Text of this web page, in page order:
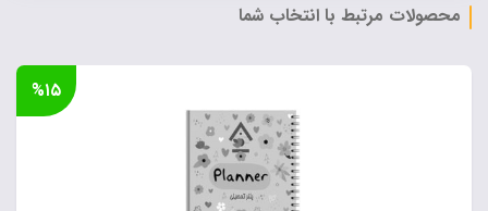
محصولات مرتبط با انتخاب شما
%۱۵